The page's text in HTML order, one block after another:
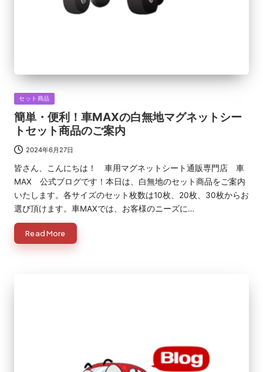
Posted
in
セット商品
簡単・便利！車MAXの白無地マグネットシー
トセット商品のご案内
2024年6月27日
皆さん、こんにちは！ 車用マグネットシート通販専門店 車
MAX 公式ブログです！本日は、白無地のセット商品をご案内
いたします。各サイズのセット枚数は10枚、20枚、30枚からお
選び頂けます。車MAXでは、お客様のニーズに…
Read More